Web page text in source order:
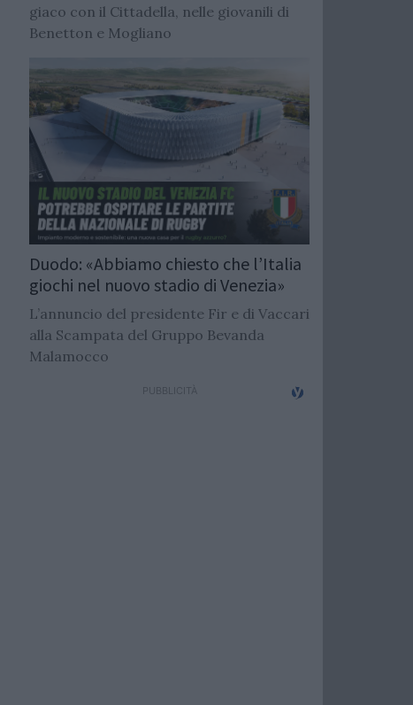
giaco con il Cittadella, nelle giovanili di
Benetton e Mogliano
Duodo: «Abbiamo chiesto che l’Italia
giochi nel nuovo stadio di Venezia»
L’annuncio del presidente Fir e di Vaccari
alla Scampata del Gruppo Bevanda
Malamocco